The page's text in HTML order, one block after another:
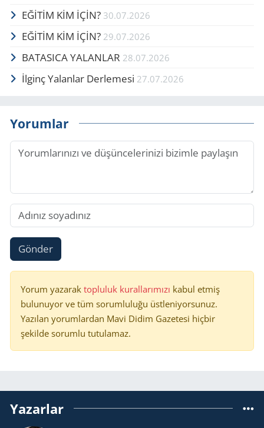
EĞİTİM KİM İÇİN? 30.07.2026
EĞİTİM KİM İÇİN? 29.07.2026
BATASICA YALANLAR 28.07.2026
İlginç Yalanlar Derlemesi 27.07.2026
Yorumlar
Gönder
Yorum yazarak topluluk kurallarımızı kabul etmiş
bulunuyor ve tüm sorumluluğu üstleniyorsunuz.
Yazılan yorumlardan Mavi Didim Gazetesi hiçbir
şekilde sorumlu tutulamaz.
Yazarlar